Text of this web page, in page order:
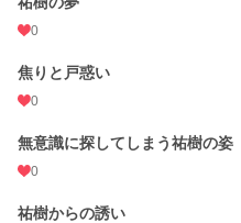
0
焦りと戸惑い
0
無意識に探してしまう祐樹の姿
0
祐樹からの誘い